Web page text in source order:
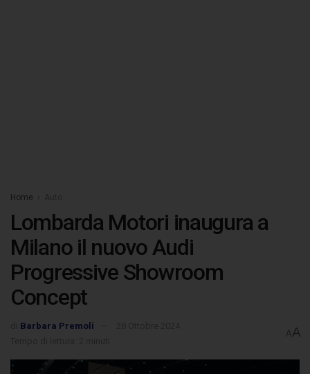
Home
Lombarda Motori inaugura a
Milano il nuovo Audi
Progressive Showroom
Concept
Barbara Premoli
AA